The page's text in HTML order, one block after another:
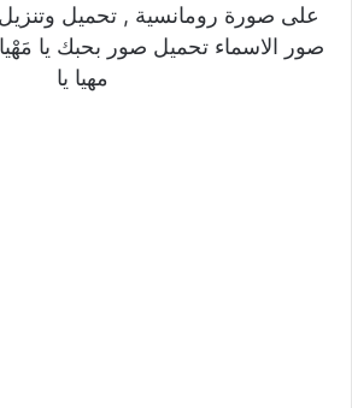
على صورة رومانسية , تحميل
صور الاسماء تحميل صور بحبك يا
مهيا يا